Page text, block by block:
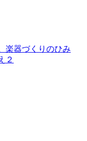
楽器づくりのひみ
２